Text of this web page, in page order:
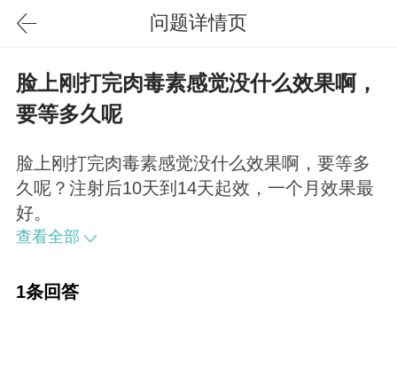
问题详情页
脸上刚打完肉毒素感觉没什么效果啊，
要等多久呢
脸上刚打完肉毒素感觉没什么效果啊，要等多
久呢？注射后10天到14天起效，一个月效果最
好。
查看全部
1条回答